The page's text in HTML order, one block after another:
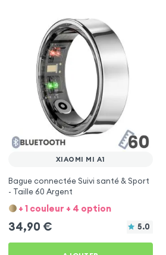
XIAOMI MI A1
Bague connectée Suivi santé & Sport
- Taille 60 Argent
+ 1 couleur + 4 option
34,90 € 5.0